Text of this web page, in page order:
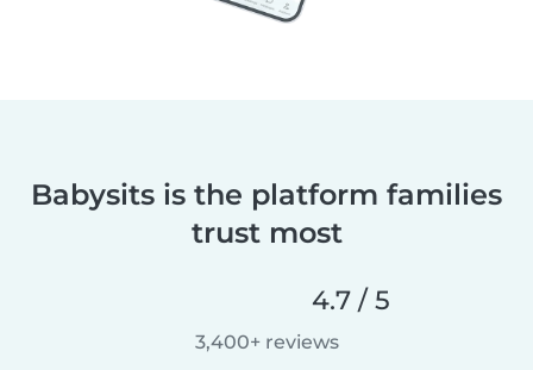
Babysits is the platform families
trust most
4.7 / 5
3,400+ reviews